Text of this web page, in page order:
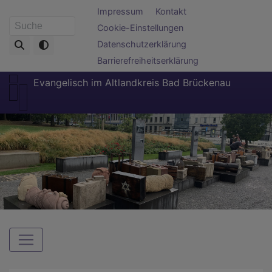
zum
Suche
Fußbereichsmenü
Impressum
Kontakt
Cookie-Einstellungen
Datenschutzerklärung
Barrierefreiheitserklärung
Evangelisch im Altlandkreis Bad Brückenau
Hauptnavigation